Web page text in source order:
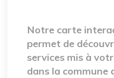
Notre carte
permet de
services mis à
dans la commune